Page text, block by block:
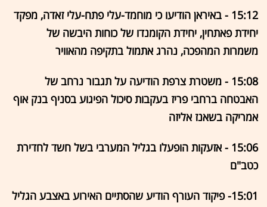
15:12 - באיראן הודיעו כי מוחמד-עלי פתח-עלי זאדה, מפקד
יחידת פאתחין, יחידת הקומנדו של כוחות היבשה של
משמרות המהפכה, נהרג אתמול בתקיפה מהאוויר
15:08 - משטרת צרפת הודיעה על תגבור נרחב של
האבטחה ברחבי פריז בעקבות סיכול הפיגוע בסניף בנק אוף
אמריקה בשאנז אליזה
15:06 - אזעקות הופעלו בגליל המערבי בשל חשד לחדירת
כטב"ם
15:01- פיקוד העורף הודיע שהסתיים האירוע באצבע הגליל